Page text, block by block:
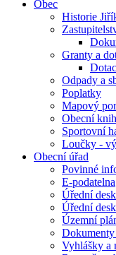
Obec
Historie
Granty a
Odpady a
Poplatky
Mapový
Obecní
Sportovní
Loučky -
Obecní úřad
Povinné
E-podatelna
Úřední
Úřední
Územní
Vyhlášky a